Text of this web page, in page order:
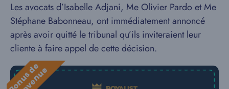
Les avocats d’Isabelle Adjani, Me Olivier Pardo et Me
Stéphane Babonneau, ont immédiatement annoncé
après avoir quitté le tribunal qu’ils inviteraient leur
cliente à faire appel de cette décision.
B
o
n
u
s
e
b
i
e
n
v
e
n
u